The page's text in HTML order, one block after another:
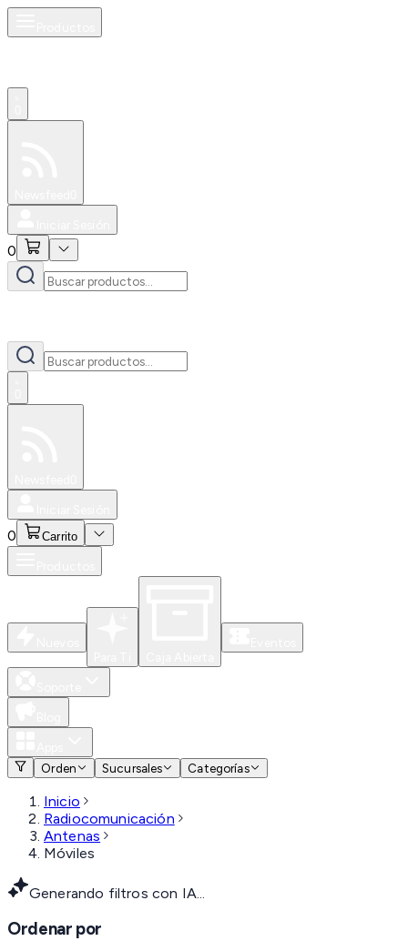
0
0 Carrito
Orden
Sucursales Categorías
Inicio
Radiocomunicación
Antenas
Móviles
Generando filtros con IA...
Ordenar por